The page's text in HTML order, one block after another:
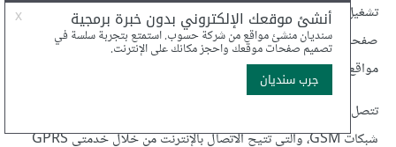
تشغيل ومتصفحات مختلفة، وهو ما يؤثر على طريقة عرض واستخدام
صفحات الإنترنت. كذلك، قد يواجه المستخدمون صعوبةً في تصفح
مواقع الإنترنت بسبب صغر حجم شاشات الهاتف المحمول.
تتصل الهواتف المحمولة بالإنترنت بطرق متعددة، إذ يمكنها مثلًا استخدام
شبكات GSM، والتي تتيح الاتصال بالإنترنت من خلال خدمتي GPRS